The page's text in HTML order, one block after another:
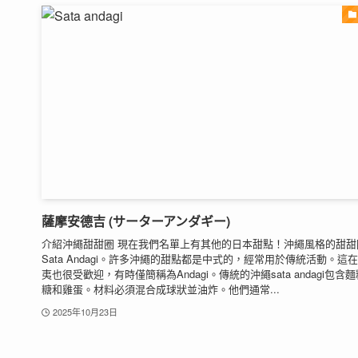
薩摩安德吉 (サーターアンダギー)
介紹沖繩甜甜圈 現在我們名單上有其他的日本甜點！沖繩風格的甜
Sata Andagi。許多沖繩的甜點都是中式的，經常用於傳統活動。這
夷也很受歡迎，有時僅簡稱為Andagi。傳統的沖繩sata andagi包含麵
糖和雞蛋。材料必須混合成球狀並油炸。他們通常...
2025年10月23日